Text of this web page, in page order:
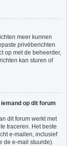
meer kunnen
privéberichten
op met de beheerder,
kan sturen of
op dit forum
dit forum werkt met
traceren. Het beste
e-mailen, inclusief
de e-mail stuurde).